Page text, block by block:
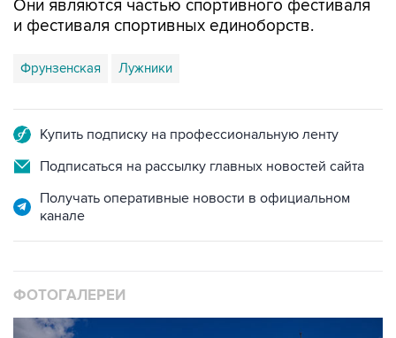
Они являются частью спортивного фестиваля
и фестиваля спортивных единоборств.
Фрунзенская Лужники
Купить подписку на профессиональную ленту
Подписаться на рассылку главных новостей сайта
Получать оперативные новости в официальном
канале
ФОТОГАЛЕРЕИ